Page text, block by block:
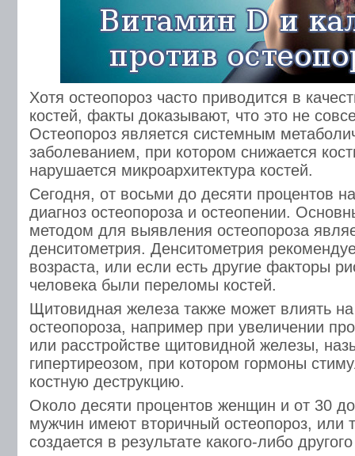
Хотя остеопороз часто приводится в
костей, факты доказывают, что это не
Остеопороз является системным
заболеванием, при котором снижается
нарушается микроархитектура костей.
Сегодня, от восьми до десяти процентов
диагноз остеопороза и остеопении.
методом для выявления остеопороза
денситометрия. Денситометрия
возраста, или если есть другие факторы
человека были переломы костей.
Щитовидная железа также может влиять
остеопороза, например при увеличении
или расстройстве щитовидной железы,
гипертиреозом, при котором гормоны
костную деструкцию.
Около десяти процентов женщин и от 30
мужчин имеют вторичный остеопороз, или
создается в результате какого-либо